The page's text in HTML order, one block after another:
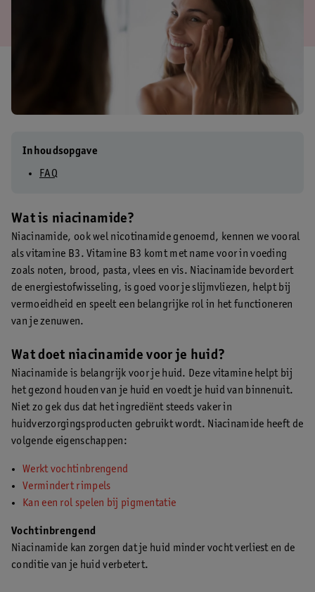
Inhoudsopgave
FAQ
Wat is niacinamide?
Niacinamide, ook wel nicotinamide genoemd, kennen we vooral
als vitamine B3. Vitamine B3 komt met name voor in voeding
zoals noten, brood, pasta, vlees en vis. Niacinamide bevordert
de energiestofwisseling, is goed voor je slijmvliezen, helpt bij
vermoeidheid en speelt een belangrijke rol in het functioneren
van je zenuwen.
Wat doet niacinamide voor je huid?
Niacinamide is belangrijk voor je huid. Deze vitamine helpt bij
het gezond houden van je huid en voedt je huid van binnenuit.
Niet zo gek dus dat het ingrediënt steeds vaker in
huidverzorgingsproducten gebruikt wordt. Niacinamide heeft de
volgende eigenschappen:
Werkt vochtinbrengend
Vermindert rimpels
Kan een rol spelen bij pigmentatie
Vochtinbrengend
Niacinamide kan zorgen dat je huid minder vocht verliest en de
conditie van je huid verbetert.